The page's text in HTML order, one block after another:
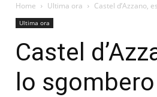
Home Ultima ora Castel d’Azzano,
Ultima ora
Castel
lo